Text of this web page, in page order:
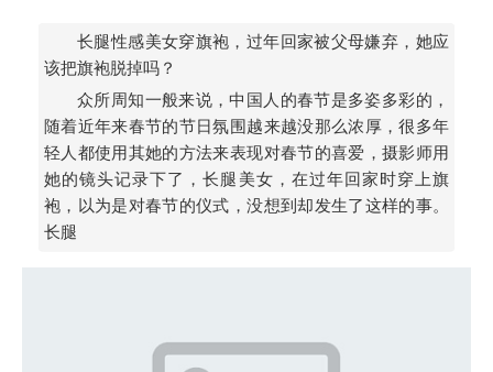
长腿性感美女穿旗袍，过年回家被父母嫌弃，她应
该把旗袍脱掉吗？
众所周知一般来说，中国人的春节是多姿多彩的，
随着近年来春节的节日氛围越来越没那么浓厚，很多年
轻人都使用其她的方法来表现对春节的喜爱，摄影师用
她的镜头记录下了，长腿美女，在过年回家时穿上旗
袍，以为是对春节的仪式，没想到却发生了这样的事。
长腿